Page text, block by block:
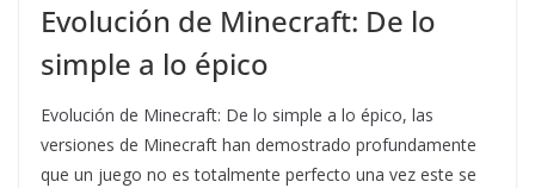
Evolución de Minecraft: De lo
simple a lo épico
Evolución de Minecraft: De lo simple a lo épico, las
versiones de Minecraft han demostrado profundamente
que un juego no es totalmente perfecto una vez este se